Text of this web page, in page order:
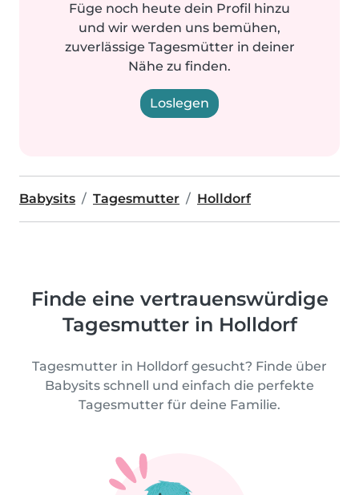
Füge noch heute dein Profil hinzu
und wir werden uns bemühen,
zuverlässige Tagesmütter in deiner
Nähe zu finden.
Loslegen
Babysits Tagesmutter Holldorf
Finde eine vertrauenswürdige
Tagesmutter in Holldorf
Tagesmutter in Holldorf gesucht? Finde über
Babysits schnell und einfach die perfekte
Tagesmutter für deine Familie.